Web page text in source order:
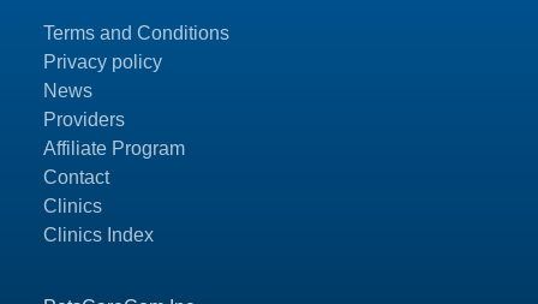
Terms and Conditions
Privacy policy
News
Providers
Affiliate Program
Contact
Clinics
Clinics Index